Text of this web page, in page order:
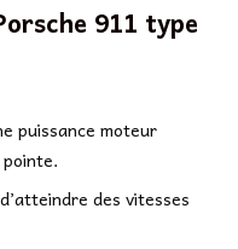
911 type
puissance moteur
des vitesses